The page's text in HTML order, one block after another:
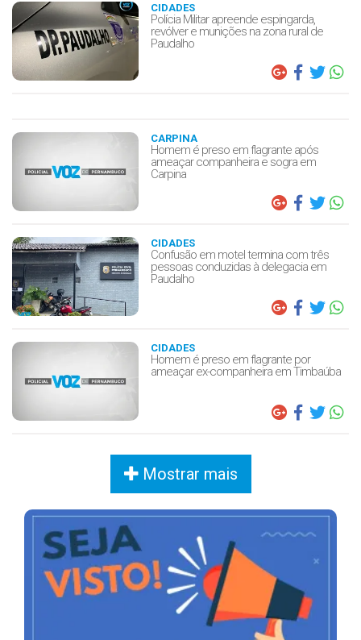
CIDADES
Polícia Militar apreende espingarda,
revólver e munições na zona rural de
Paudalho
CARPINA
Homem é preso em flagrante após
ameaçar companheira e sogra em
Carpina
CIDADES
Confusão em motel termina com três
pessoas conduzidas à delegacia em
Paudalho
CIDADES
Homem é preso em flagrante por
ameaçar ex-companheira em Timbaúba
Mostrar mais